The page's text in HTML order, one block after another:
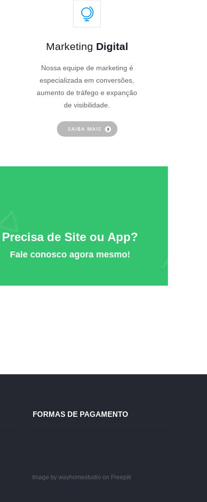
Marketing Digital
Nossa equipe de marketing é
especializada em conversões,
aumento de tráfego e expanção
de visibilidade.
SAIBA MAIS
Precisa de Site ou App?
Fale conosco agora mesmo!
FORMAS DE PAGAMENTO
Image by wayhomestudio on Freepik